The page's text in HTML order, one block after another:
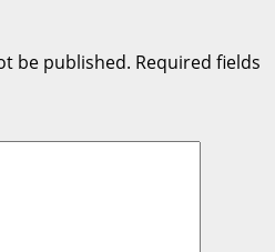
be published. Required fields